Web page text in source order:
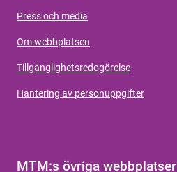
Press och media
Om webbplatsen
Tillgänglighetsredogörelse
Hantering av personuppgifter
MTM:s övriga webbplatser